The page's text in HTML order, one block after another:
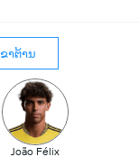
ຂາຕ້ານ
João Félix